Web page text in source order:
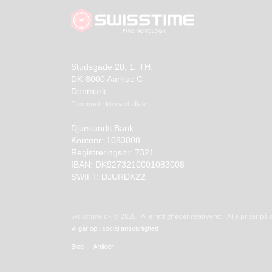
Studsgade 20, 1. TH.
DK-8000 Aarhuc C
Denmark
Fremmøde kun ved aftale
Djurslands Bank:
Kontonr: 1083008
Registreringsnr: 7321
IBAN: DK9273210001083008
SWIFT: DJURDK22
Swisstime.dk © 2026 · Alle rettigheder reserveret · Alle priser
Vi går op i social ansvarlighed
Blog Artikler